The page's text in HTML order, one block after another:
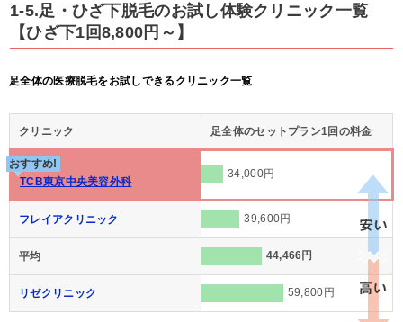
1-5.足・ひざ下脱毛のお試し体験クリニック一覧
【ひざ下1回8,800円～】
足全体の医療脱毛をお試しできるクリニック一覧
クリニック 足全体のセットプラン1回の料金
おすすめ!
TCB東京中央美容外科
34,000円
フレイアクリニック 39,600円
平均 44,466円
リゼクリニック 59,800円